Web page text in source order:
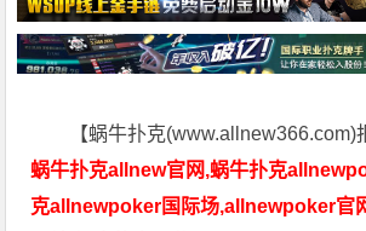
【蜗牛扑克(www.allnew366.com)
蜗牛扑克allnew官网,蜗牛扑克
克allnewpoker国际场,allnewpoker官